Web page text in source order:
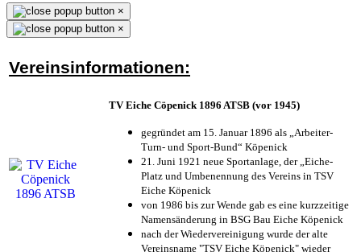
×
×
Vereinsinformationen:
TV Eiche Cöpenick 1896 ATSB (vor 1945)
gegründet am 15. Januar 1896 als „Arbeiter-
Turn- und Sport-Bund“ Köpenick
21. Juni 1921 neue Sportanlage, der „Eiche-
Platz und Umbenennung des Vereins in TSV
Eiche Köpenick
von 1986 bis zur Wende gab es eine kurzzeitige
Namensänderung in BSG Bau Eiche Köpenick
nach der Wiedervereinigung wurde der alte
Vereinsname "TSV Eiche Köpenick" wieder